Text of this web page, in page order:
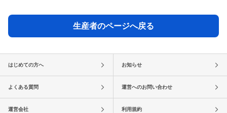
生産者のページへ戻る
はじめての方へ お知らせ
よくある質問 運営へのお問い合わせ
運営会社 利用規約